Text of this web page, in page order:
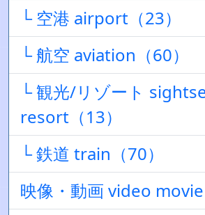
└ 空港 airport（23）
└ 航空 aviation（60）
└ 観光/リゾート
resort（13）
└ 鉄道 train（70）
映像・動画 video movie